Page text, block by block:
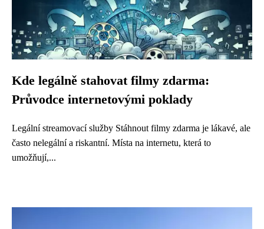
Kde legálně stahovat filmy zdarma:
Průvodce internetovými poklady
Legální streamovací služby Stáhnout filmy zdarma je lákavé, ale
často nelegální a riskantní. Místa na internetu, která to
umožňují,...